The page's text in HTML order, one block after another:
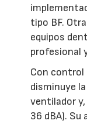
tipo BF.
equipos
profesional
Con
disminuye
ventilador
36 dBA).